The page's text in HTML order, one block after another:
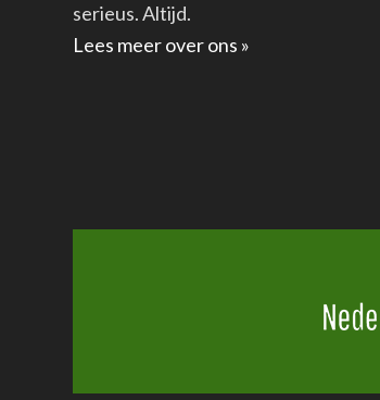
serieus. Altijd.
Lees meer over ons »